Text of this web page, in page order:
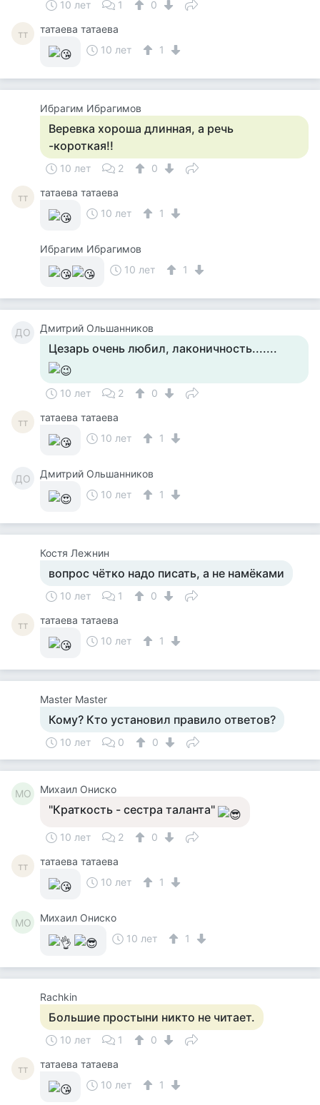
10 лет 1 0
тт
татаева татаева
10 лет
1
Ибрагим Ибрагимов
Веревка хороша длинная, а речь
-короткая!!
10 лет 2 0
тт
татаева татаева
10 лет
1
Ибрагим Ибрагимов
10 лет
1
ДО Дмитрий Ольшанников
Цезарь очень любил, лаконичность.......
10 лет 2 0
тт
татаева татаева
10 лет
1
ДО
Дмитрий Ольшанников
10 лет
1
Костя Лежнин
вопрос чётко надо писать, а не намёками
10 лет 1 0
тт
татаева татаева
10 лет
1
Master Master
Кому? Кто установил правило ответов?
10 лет 0 0
МО Михаил Ониско
"Краткость - сестра таланта"
10 лет 2 0
тт
татаева татаева
10 лет
1
МО
Михаил Ониско
10 лет
1
Rachkin
Большие простыни никто не читает.
10 лет 1 0
тт
татаева татаева
10 лет
1